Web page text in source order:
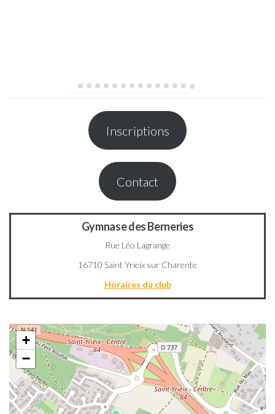
Inscriptions
Contact
Gymnase des Berneries
Rue Léo Lagrange
16710 Saint Yrieix sur Charente
Horaires du club
+
−